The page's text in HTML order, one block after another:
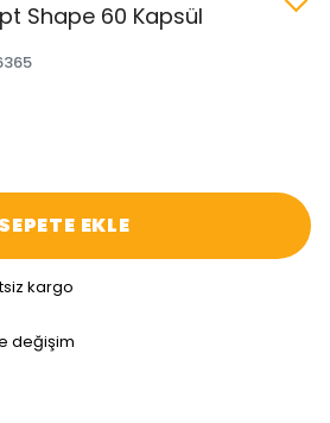
Shape 60 Kapsül
SEPETE EKLE
kargo
değişim